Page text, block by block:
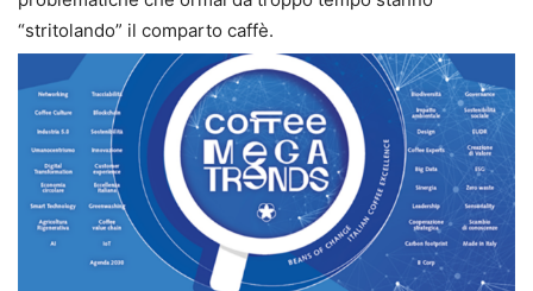
“stritolando” il comparto caffè.